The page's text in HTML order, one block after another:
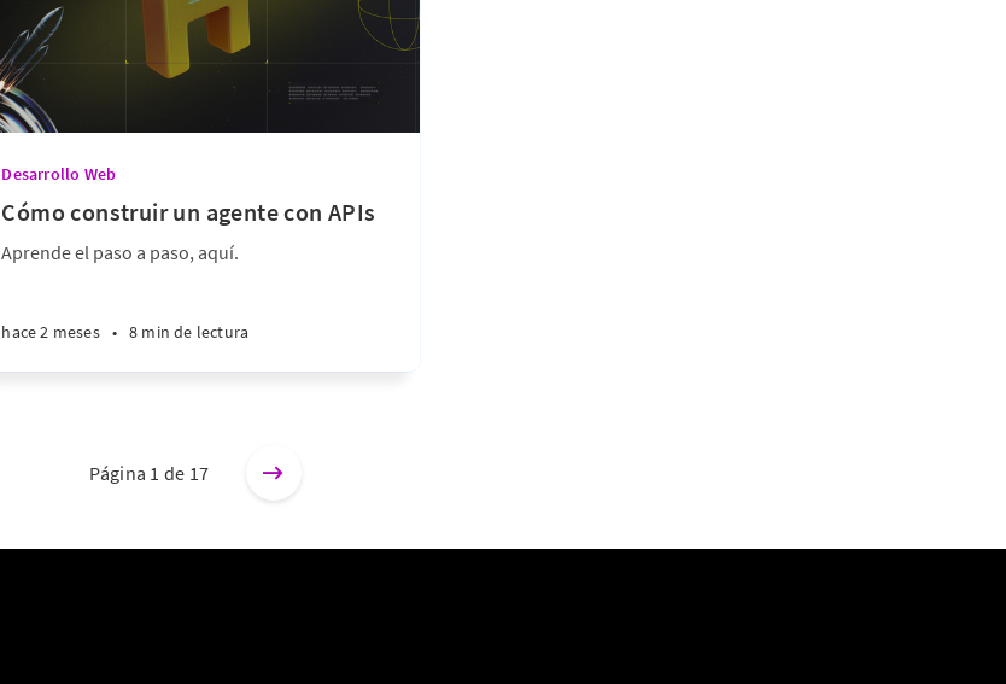
Desarrollo Web
Cómo construir un agente con APIs
Aprende el paso a paso, aquí.
hace 2 meses • 8 min de lectura
Página 1 de 17